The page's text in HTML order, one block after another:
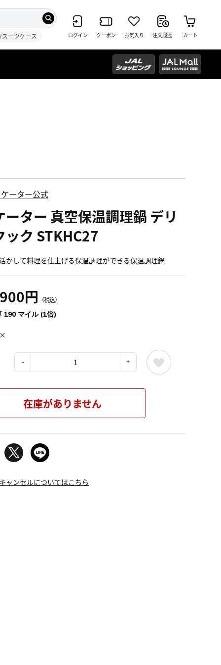
スーツケース ログイン クーポン お気入り 注文履歴 カート
ーター公式
ーター 真空保温調理鍋 デリ
ック STKHC27
かして料理を仕上げる保温調理ができる保温調理鍋
円 （税込）
190 マイル (1倍)
在庫がありません
ャンセルについてはこちら